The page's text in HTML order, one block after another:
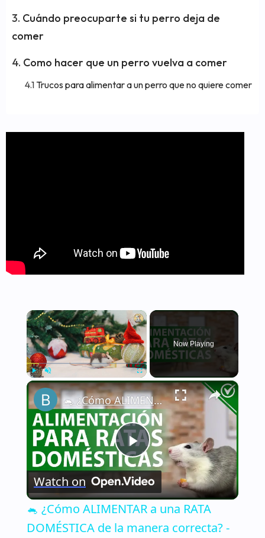
Cuándo preocuparte si tu perro deja de
comer
Como hacer que un perro vuelva a comer
Trucos para alimentar a un perro que no quiere comer
×
Play Unmute Fullscreen
Now Playing
×
Play
Video
🐁 ¿Cómo ALIMENTAR a una RATA DOMÉSTICA de la manera correcta? - Nutrición 🐁🏡
Watch on
🐁 ¿Cómo ALIMENTAR a una RATA
DOMÉSTICA de la manera correcta? -